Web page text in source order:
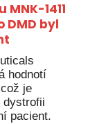
1411
DMD byl
hodnotí
je
dystrofii
pacient.